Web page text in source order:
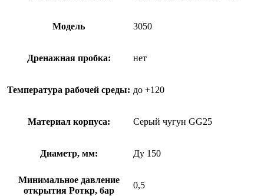
Модель 3050
Дренажная пробка: нет
Температура рабочей среды: до +120
Материал корпуса: Серый чугун GG25
Диаметр, мм: Ду 150
Минимальное давление
открытия Роткр, бар
0,5